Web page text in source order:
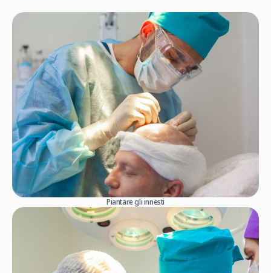
Piantare gli innesti